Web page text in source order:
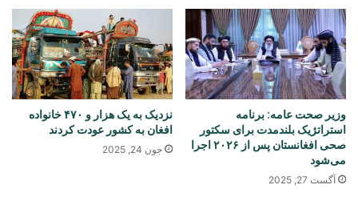
وزیر صحت عامه: برنامه
استراتژیک بلندمدت برای سکتور
صحی افغانستان پس از ۲۰۲۶ اجرا
می‌شود
آگست 27, 2025
نزدیک به یک هزار و ۴۷۰ خانواده
افغان به کشور عودت کردند
جون 24, 2025